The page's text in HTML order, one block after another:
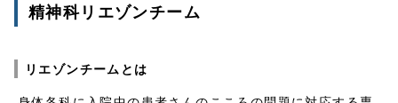
精神科リエゾンチーム
リエゾンチームとは